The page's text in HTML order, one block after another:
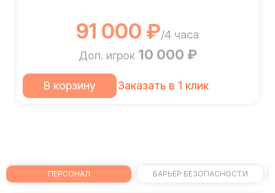
91 000 ₽/4 часа
Доп. игрок 10 000 ₽
В корзину Заказать в 1 клик
ПЕРСОНАЛ БАРЬЕР БЕЗОПАСНОСТИ